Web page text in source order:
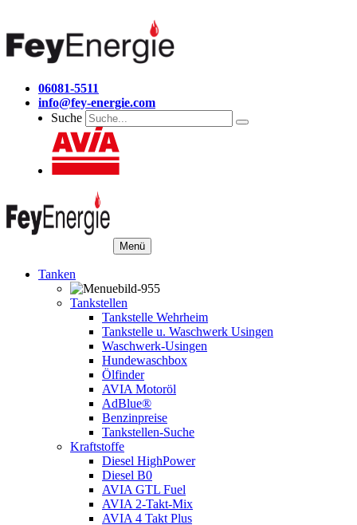
06081-5511
info@fey-energie.com
Suche
Menü
Tanken
Tankstellen
Tankstelle Wehrheim
Tankstelle u. Waschwerk Usingen
Waschwerk-Usingen
Hundewaschbox
Ölfinder
AVIA Motoröl
AdBlue®
Benzinpreise
Tankstellen-Suche
Kraftstoffe
Diesel HighPower
Diesel B0
AVIA GTL Fuel
AVIA 2-Takt-Mix
AVIA 4 Takt Plus